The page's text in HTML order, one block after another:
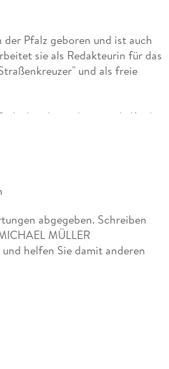
der Pfalz geboren und ist auch
sie als Redakteurin für das
und als freie
Liebe, die sie bereits als Kind
zu arbeiten oder nach
charmantes Hinterland
sowie das Loiretal
und quirligen
in diesen beiden
»Auvergne & Limousin« und
abgegeben. Schreiben
MÜLLER
und helfen Sie damit anderen